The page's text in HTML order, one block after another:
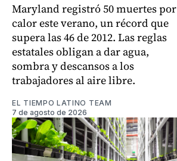
Maryland registró 50 muertes por
calor este verano, un récord que
supera las 46 de 2012. Las reglas
estatales obligan a dar agua,
sombra y descansos a los
trabajadores al aire libre.
EL TIEMPO LATINO TEAM
7 de agosto de 2026